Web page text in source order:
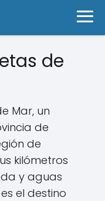
de
Mar, un
de
de
kilómetros
y aguas
el destino